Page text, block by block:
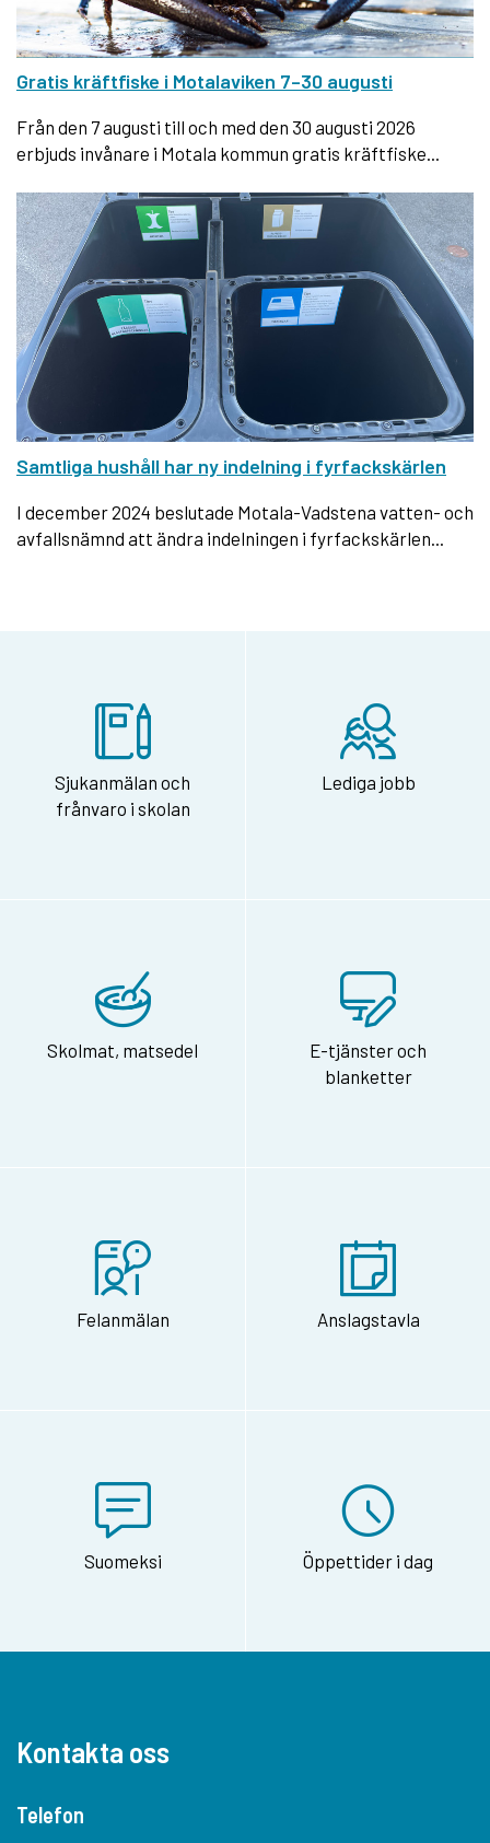
Gratis kräftfiske i Motalaviken 7–30 augusti
Från den 7 augusti till och med den 30 augusti 2026
erbjuds invånare i Motala kommun gratis kräftfiske...
Samtliga hushåll har ny indelning i fyrfackskärlen
I december 2024 beslutade Motala-Vadstena vatten- och
avfallsnämnd att ändra indelningen i fyrfackskärlen...
Sjukanmälan och
frånvaro i skolan
Lediga jobb
Skolmat, matsedel
E-tjänster och
blanketter
Felanmälan Anslagstavla
Suomeksi Öppettider i dag
Kontakta oss
Telefon